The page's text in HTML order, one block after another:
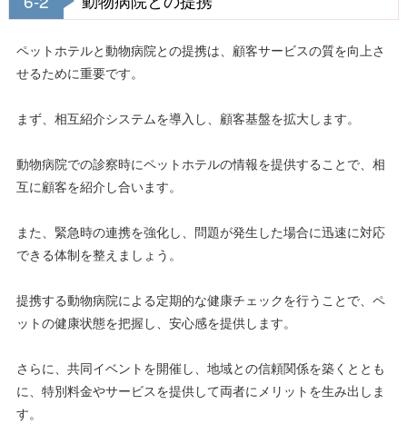
ペットホテルと動物病院との提携は、顧客サービスの質を向上さ
せるために重要です。
まず、相互紹介システムを導入し、顧客基盤を拡大します。
動物病院での診察時にペットホテルの情報を提供することで、相
互に顧客を紹介し合います。
また、緊急時の連携を強化し、問題が発生した場合に迅速に対応
できる体制を整えましょう。
提携する動物病院による定期的な健康チェックを行うことで、ペ
ットの健康状態を把握し、安心感を提供します。
さらに、共同イベントを開催し、地域との信頼関係を築くととも
に、特別料金やサービスを提供して両者にメリットを生み出しま
す。